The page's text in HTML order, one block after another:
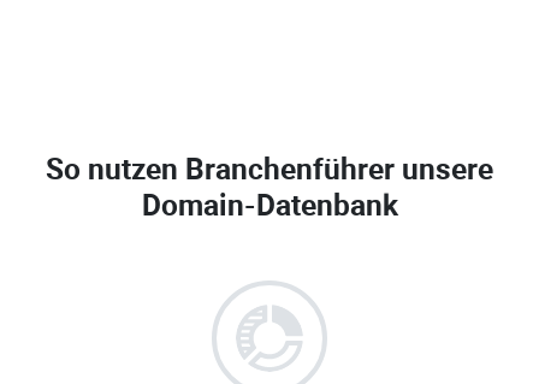
So nutzen Branchenführer unsere
Domain-Datenbank